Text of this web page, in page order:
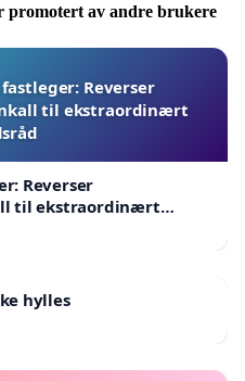
promotert av andre brukere
Reverser
til ekstraordinært
Reverser
til ekstraordinært
hylles